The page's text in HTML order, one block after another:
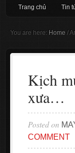
Trang chủ Tin
You are here: Home /
Kịch
xưa…
Posted on
COMMENT